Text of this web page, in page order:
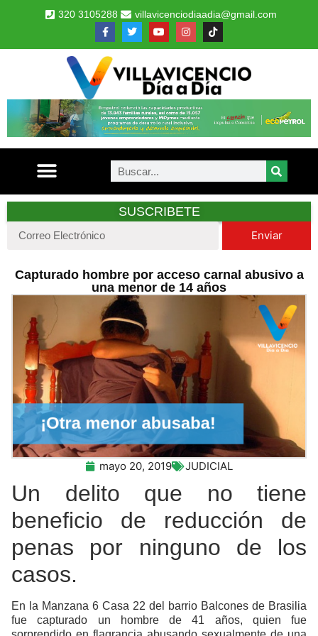
320 3105288 villavicenciodiaadia@gmail.com
SUSCRIBETE
Enviar
Capturado hombre por acceso carnal abusivo a
una menor de 14 años
mayo 20, 2019 JUDICIAL
Un delito que no tiene
beneficio de reducción de
penas por ninguno de los
casos.
En la Manzana 6 Casa 22 del barrio Balcones de Brasilia
fue capturado un hombre de 41 años, quien fue